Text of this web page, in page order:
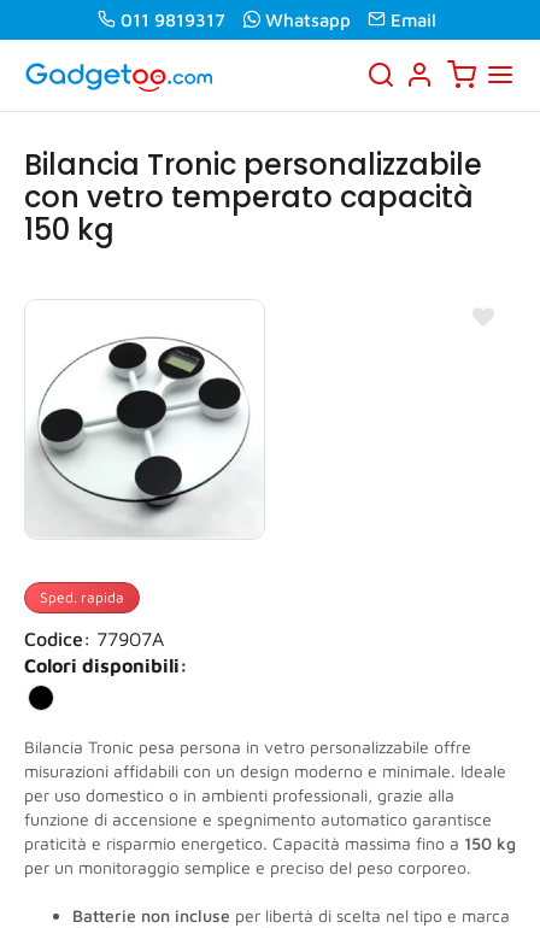
011 9819317 Whatsapp Email
Bilancia Tronic personalizzabile
con vetro temperato capacità
150 kg
Sped. rapida
Codice: 77907A
Colori disponibili:
Bilancia Tronic pesa persona in vetro personalizzabile offre
misurazioni affidabili con un design moderno e minimale. Ideale
per uso domestico o in ambienti professionali, grazie alla
funzione di accensione e spegnimento automatico garantisce
praticità e risparmio energetico. Capacità massima fino a 150 kg
per un monitoraggio semplice e preciso del peso corporeo.
Batterie non incluse per libertà di scelta nel tipo e marca